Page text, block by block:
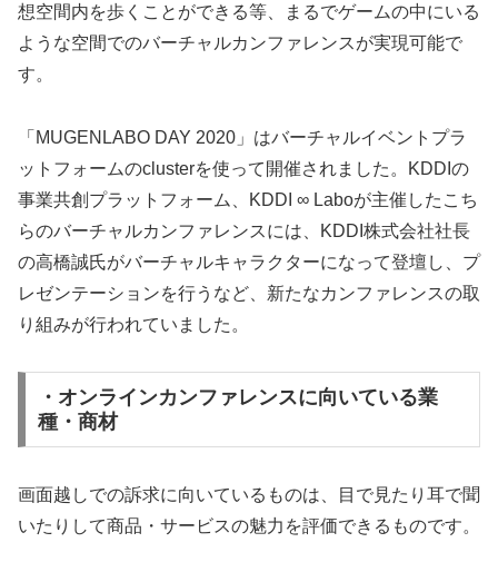
想空間内を歩くことができる等、まるでゲームの中にいる
ような空間でのバーチャルカンファレンスが実現可能で
す。
「MUGENLABO DAY 2020」はバーチャルイベントプラ
ットフォームのclusterを使って開催されました。KDDIの
事業共創プラットフォーム、KDDI ∞ Laboが主催したこち
らのバーチャルカンファレンスには、KDDI株式会社社長
の高橋誠氏がバーチャルキャラクターになって登壇し、プ
レゼンテーションを行うなど、新たなカンファレンスの取
り組みが行われていました。
・オンラインカンファレンスに向いている業
種・商材
画面越しでの訴求に向いているものは、目で見たり耳で聞
いたりして商品・サービスの魅力を評価できるものです。